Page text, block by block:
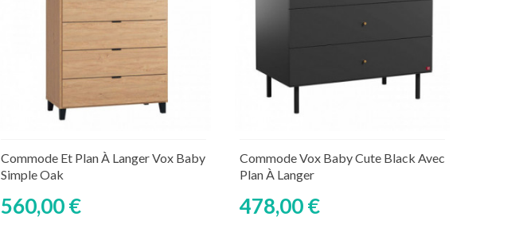
Commode Et Plan À Langer Vox Baby
Simple Oak
560,00 €
Commode Vox Baby Cute Black Avec
Plan À Langer
478,00 €